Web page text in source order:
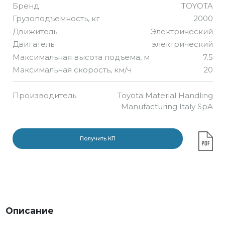
Бренд
TOYOTA
Грузоподъемность, кг
2000
Движитель
Электрический
Двигатель
электрический
Максимальная высота подъема, м
7.5
Максимальная скорость, км/ч
20
Производитель
Toyota Material Handling
Manufacturing Italy SpA
Получить КП
Описание